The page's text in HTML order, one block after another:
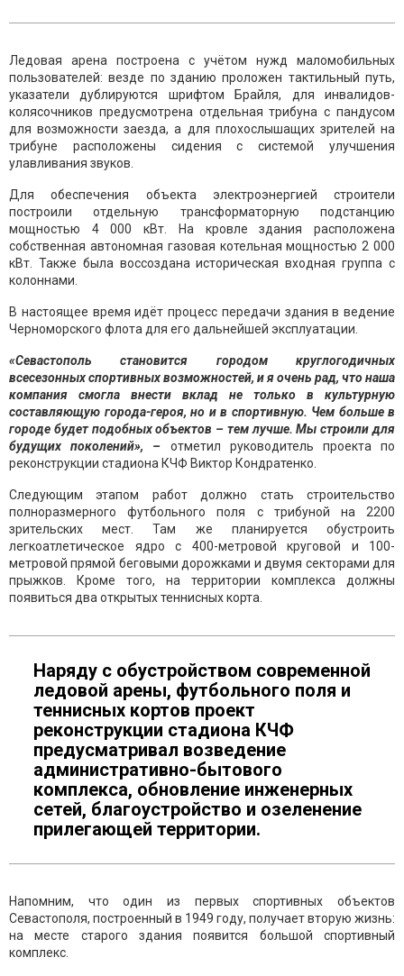
Ледовая арена построена с учётом нужд маломобильных
пользователей: везде по зданию проложен тактильный путь,
указатели дублируются шрифтом Брайля, для инвалидов-
колясочников предусмотрена отдельная трибуна с пандусом
для возможности заезда, а для плохослышащих зрителей на
трибуне расположены сидения с системой улучшения
улавливания звуков.
Для обеспечения объекта электроэнергией строители
построили отдельную трансформаторную подстанцию
мощностью 4 000 кВт. На кровле здания расположена
собственная автономная газовая котельная мощностью 2 000
кВт. Также была воссоздана историческая входная группа с
колоннами.
В настоящее время идёт процесс передачи здания в ведение
Черноморского флота для его дальнейшей эксплуатации.
«Севастополь становится городом круглогодичных
всесезонных спортивных возможностей, и я очень рад, что наша
компания смогла внести вклад не только в культурную
составляющую города-героя, но и в спортивную. Чем больше в
городе будет подобных объектов – тем лучше. Мы строили для
будущих поколений», – отметил руководитель проекта по
реконструкции стадиона КЧФ Виктор Кондратенко.
Следующим этапом работ должно стать строительство
полноразмерного футбольного поля с трибуной на 2200
зрительских мест. Там же планируется обустроить
легкоатлетическое ядро с 400-метровой круговой и 100-
метровой прямой беговыми дорожками и двумя секторами для
прыжков. Кроме того, на территории комплекса должны
появиться два открытых теннисных корта.
Наряду с обустройством современной
ледовой арены, футбольного поля и
теннисных кортов проект
реконструкции стадиона КЧФ
предусматривал возведение
административно-бытового
комплекса, обновление инженерных
сетей, благоустройство и озеленение
прилегающей территории.
Напомним, что один из первых спортивных объектов
Севастополя, построенный в 1949 году, получает вторую жизнь:
на месте старого здания появится большой спортивный
комплекс.